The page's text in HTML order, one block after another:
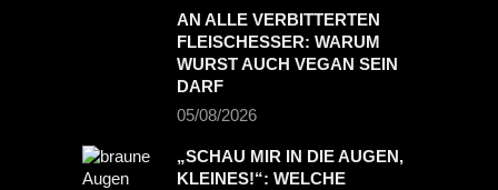
AN ALLE VERBITTERTEN
FLEISCHESSER: WARUM
WURST AUCH VEGAN SEIN
DARF
05/08/2026
„SCHAU MIR IN DIE AUGEN,
KLEINES!“: WELCHE